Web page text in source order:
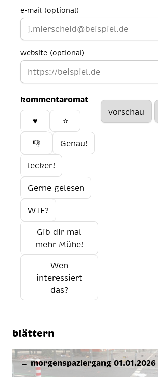
e-mail (optional)
website (optional)
kommentaromat
♥️ ⭐
👎 Genau!
lecker!
Gerne gelesen
WTF?
Gib dir mal
mehr Mühe!
Wen
interessiert
das?
blättern
← morgenspaziergang 01.01.2026